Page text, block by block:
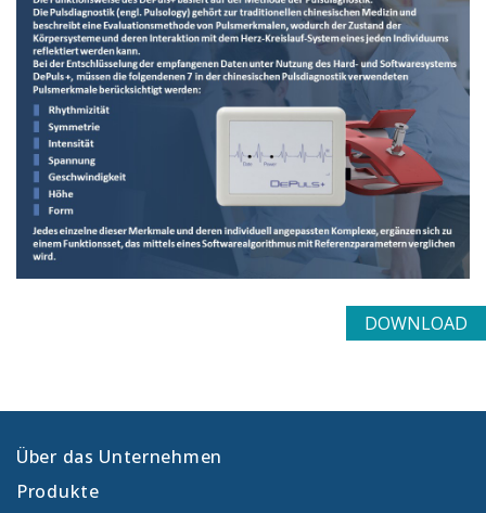
DOWNLOAD
Über das Unternehmen
Produkte